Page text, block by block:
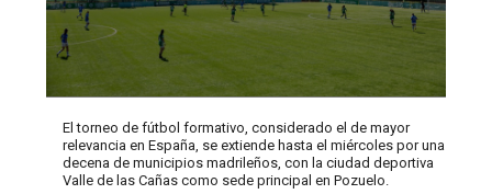
El torneo de fútbol formativo, considerado el de mayor
relevancia en España, se extiende hasta el miércoles por una
decena de municipios madrileños, con la ciudad deportiva
Valle de las Cañas como sede principal en Pozuelo.